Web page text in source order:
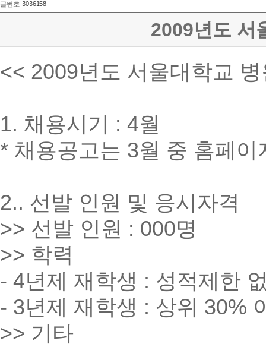
글번호 3036158
2009년도 서
<< 2009년도 서울대학교
1. 채용시기 : 4월
* 채용공고는 3월 중 홈페
2.. 선발 인원 및 응시자격
>> 선발 인원 : 000명
>> 학력
- 4년제 재학생 : 성적제한
- 3년제 재학생 : 상위 30%
>> 기타